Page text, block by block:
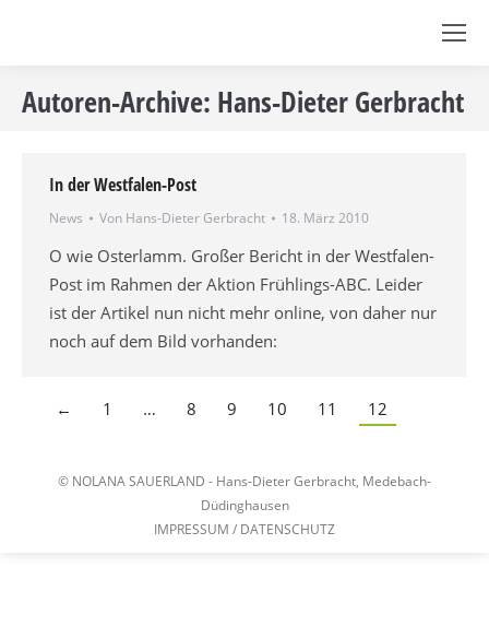
Autoren-Archive: Hans-Dieter Gerbracht
In der Westfalen-Post
News Von Hans-Dieter Gerbracht 18. März 2010
O wie Osterlamm. Großer Bericht in der Westfalen-
Post im Rahmen der Aktion Frühlings-ABC. Leider
ist der Artikel nun nicht mehr online, von daher nur
noch auf dem Bild vorhanden:
← 1 … 8 9 10 11 12
© NOLANA SAUERLAND - Hans-Dieter Gerbracht, Medebach-
Düdinghausen
IMPRESSUM / DATENSCHUTZ